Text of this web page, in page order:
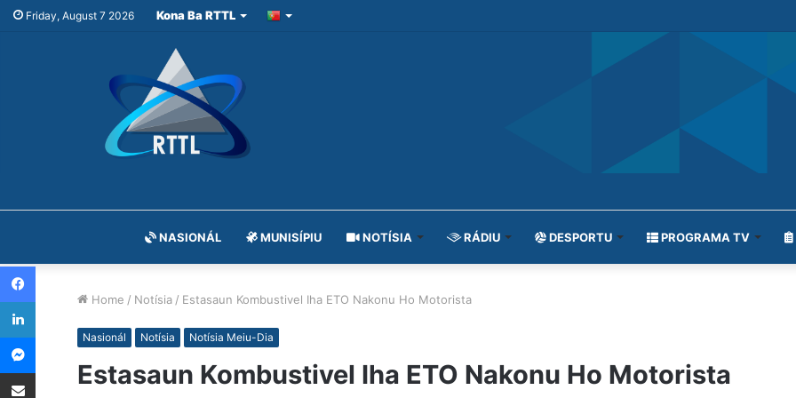
Friday, August 7 2026 Kona Ba RTTL
NASIONÁL MUNISÍPIU NOTÍSIA RÁDIU DESPORTU PROGRAMA TV
Home / Notísia / Estasaun Kombustivel Iha ETO Nakonu Ho Motorista
Nasionál Notísia Notísia Meiu-Dia
Estasaun Kombustivel Iha ETO Nakonu Ho Motorista
Facebook
LinkedIn
Messenger